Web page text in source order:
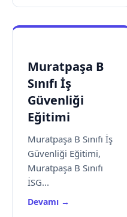
Muratpaşa B
Sınıfı İş
Güvenliği
Eğitimi
Muratpaşa B Sınıfı İş
Güvenliği Eğitimi,
Muratpaşa B Sınıfı
İSG...
Devamı →